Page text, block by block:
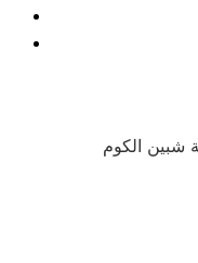
شبين الكوم